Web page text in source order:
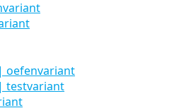
oefenvariant
testvariant